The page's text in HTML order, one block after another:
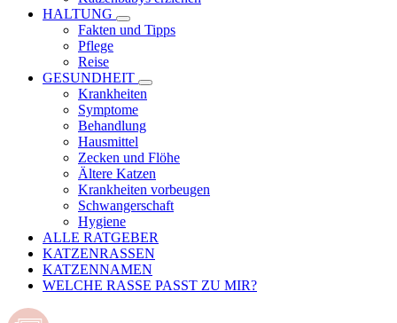
HALTUNG
Fakten und Tipps
Pflege
Reise
GESUNDHEIT
Krankheiten
Symptome
Behandlung
Hausmittel
Zecken und Flöhe
Ältere Katzen
Krankheiten vorbeugen
Schwangerschaft
Hygiene
ALLE RATGEBER
KATZENRASSEN
KATZENNAMEN
WELCHE RASSE PASST ZU MIR?